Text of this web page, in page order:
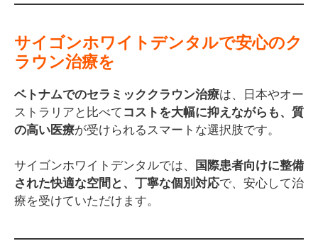
サイゴンホワイトデンタルで安心のク
ラウン治療を
ベトナムでのセラミッククラウン治療は、日本やオー
ストラリアと比べて コストを大幅に抑えながらも、質
の高い医療が受けられるスマートな選択肢です。
サイゴンホワイトデンタルでは、
国際患者向けに整備
された快適な空間と、丁寧な個別対応で、安心して治
療を受けていただけます。